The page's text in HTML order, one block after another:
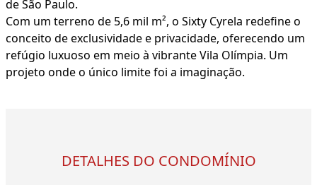
de São Paulo.
Com um terreno de 5,6 mil m², o Sixty Cyrela redefine o
conceito de exclusividade e privacidade, oferecendo um
refúgio luxuoso em meio à vibrante Vila Olímpia. Um
projeto onde o único limite foi a imaginação.
DETALHES DO CONDOMÍNIO